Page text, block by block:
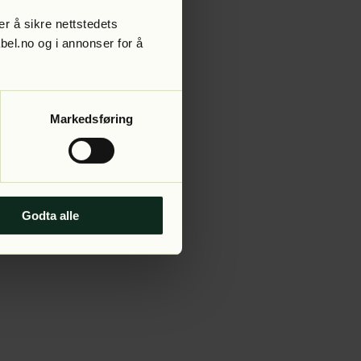
å sikre nettstedets
og i annonser for å
Markedsføring
Godta alle